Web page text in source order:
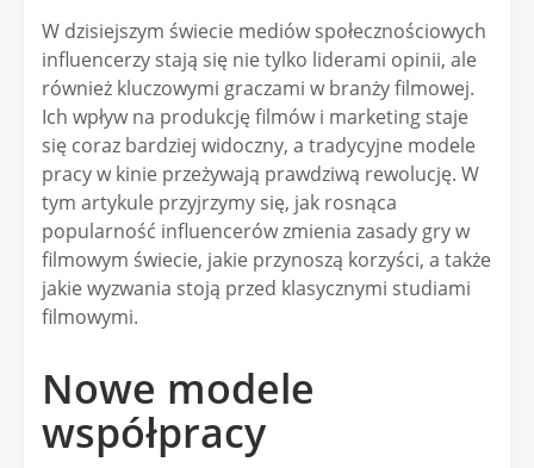
W dzisiejszym świecie mediów społecznościowych
influencerzy stają się nie tylko liderami opinii, ale
również kluczowymi graczami w branży filmowej.
Ich wpływ na produkcję filmów i marketing staje
się coraz bardziej widoczny, a tradycyjne modele
pracy w kinie przeżywają prawdziwą rewolucję. W
tym artykule przyjrzymy się, jak rosnąca
popularność influencerów zmienia zasady gry w
filmowym świecie, jakie przynoszą korzyści, a także
jakie wyzwania stoją przed klasycznymi studiami
filmowymi.
Nowe modele
współpracy